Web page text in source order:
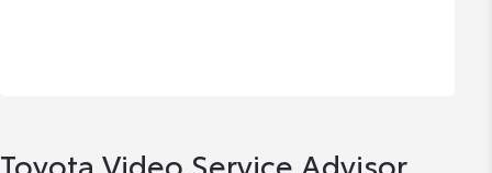
Toyota Video Service Advisor